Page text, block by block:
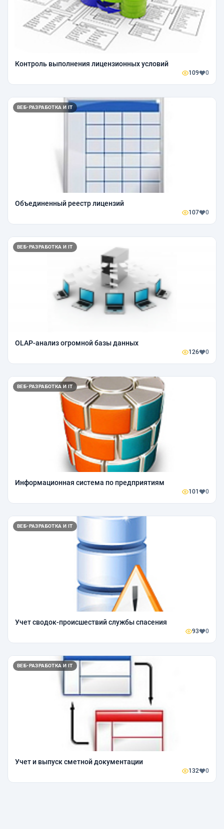
Контроль выполнения лицензионных условий
109 0
ВЕБ-РАЗРАБОТКА И IT
Объединенный реестр лицензий
107 0
ВЕБ-РАЗРАБОТКА И IT
OLAP-анализ огромной базы данных
126 0
ВЕБ-РАЗРАБОТКА И IT
Информационная система по предприятиям
101 0
ВЕБ-РАЗРАБОТКА И IT
Учет сводок-происшествий службы спасения
93 0
ВЕБ-РАЗРАБОТКА И IT
Учет и выпуск сметной документации
132 0